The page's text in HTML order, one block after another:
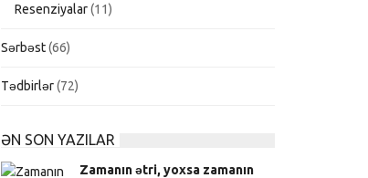
Resenziyalar(11)
Sərbəst(66)
Tədbirlər(72)
ƏN SON YAZILAR
Zamanın ətri, yoxsa zamanın